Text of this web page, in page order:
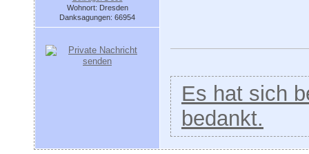
Wohnort: Dresden
Danksagungen: 66954
Es hat sich
bedankt.